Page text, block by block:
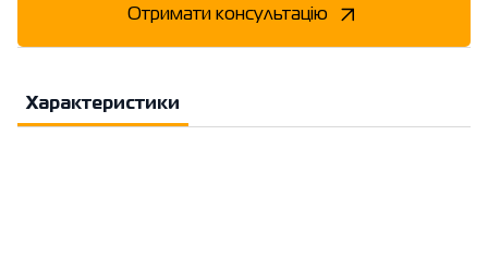
Отримати консультацію
Характеристики